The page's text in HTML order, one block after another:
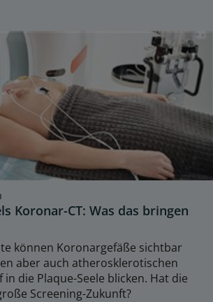
Koronar-CT: Was das bringen
können Koronargefäße sichtbar
aber auch atherosklerotischen
die Plaque-Seele blicken. Hat die
Screening-Zukunft?